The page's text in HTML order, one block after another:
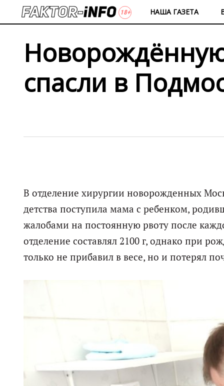
НАША ГАЗЕТА
спасли в
В отделение хирургии новорожденных
детства поступила мама с ребенком,
жалобами на постоянную рвоту после
отделение составлял 2100 г, однако при
только не прибавил в весе, но и потерял